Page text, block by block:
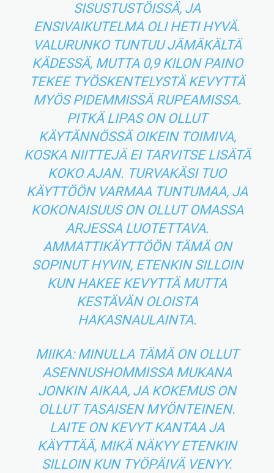
SISUSTUSTÖISSÄ, JA
ENSIVAIKUTELMA OLI HETI HYVÄ.
VALURUNKO TUNTUU JÄMÄKÄLTÄ
KÄDESSÄ, MUTTA 0,9 KILON PAINO
TEKEE TYÖSKENTELYSTÄ KEVYTTÄ
MYÖS PIDEMMISSÄ RUPEAMISSA.
PITKÄ LIPAS ON OLLUT
KÄYTÄNNÖSSÄ OIKEIN TOIMIVA,
KOSKA NIITTEJÄ EI TARVITSE LISÄTÄ
KOKO AJAN. TURVAKÄSI TUO
KÄYTTÖÖN VARMAA TUNTUMAA, JA
KOKONAISUUS ON OLLUT OMASSA
ARJESSA LUOTETTAVA.
AMMATTIKÄYTTÖÖN TÄMÄ ON
SOPINUT HYVIN, ETENKIN SILLOIN
KUN HAKEE KEVYTTÄ MUTTA
KESTÄVÄN OLOISTA
HAKASNAULAINTA.
MIIKA: MINULLA TÄMÄ ON OLLUT
ASENNUSHOMMISSA MUKANA
JONKIN AIKAA, JA KOKEMUS ON
OLLUT TASAISEN MYÖNTEINEN.
LAITE ON KEVYT KANTAA JA
KÄYTTÄÄ, MIKÄ NÄKYY ETENKIN
SILLOIN KUN TYÖPÄIVÄ VENYY.